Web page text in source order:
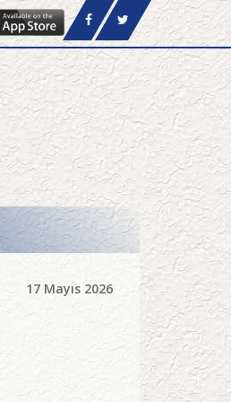
17 Mayıs 2026